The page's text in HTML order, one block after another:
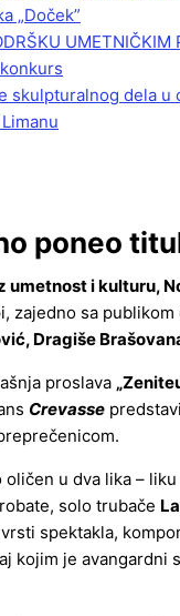
„Doček”
skulpturalnog dela
poneo
i kulturu,
zajedno sa
Dragiše
proslava
Crevasse
u dva lika –
solo trubače
spektakla,
kojim je